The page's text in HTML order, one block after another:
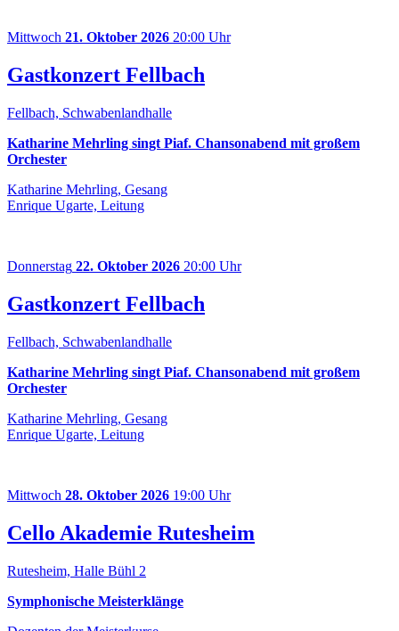
Mittwoch 21. Oktober 2026 20:00 Uhr
Gastkonzert Fellbach
Fellbach, Schwabenlandhalle
Katharine Mehrling singt Piaf. Chansonabend mit großem
Orchester
Katharine Mehrling, Gesang
Enrique Ugarte, Leitung
Donnerstag 22. Oktober 2026 20:00 Uhr
Gastkonzert Fellbach
Fellbach, Schwabenlandhalle
Katharine Mehrling singt Piaf. Chansonabend mit großem
Orchester
Katharine Mehrling, Gesang
Enrique Ugarte, Leitung
Mittwoch 28. Oktober 2026 19:00 Uhr
Cello Akademie Rutesheim
Rutesheim, Halle Bühl 2
Symphonische Meisterklänge